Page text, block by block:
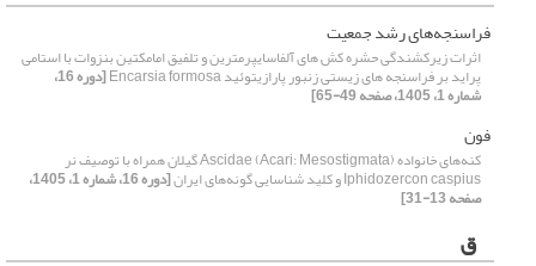
فراسنجه‌های رشد جمعیت
اثرات زیرکشندگی حشره کش های آلفاسایپرمترین و تلفیق امامکتین بنزوات با استامی
پراید بر فراسنجه های زیستی زنبور پارازیتوئید Encarsia formosa [دوره 16،
شماره 1، 1405، صفحه 49-65]
فون
کنه‌های خانواده Ascidae (Acari: Mesostigmata) گیلان همراه با توصیف نر
Iphidozercon caspius و کلید شناسایی گونه‌های ایران [دوره 16، شماره 1، 1405،
صفحه 13-31]
ق